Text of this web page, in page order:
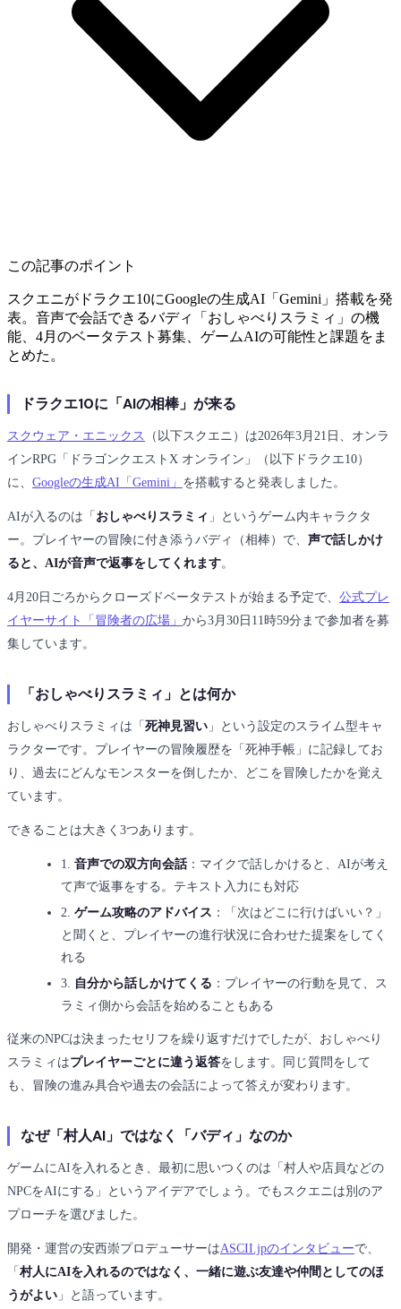
この記事のポイント
スクエニがドラクエ10にGoogleの生成AI「Gemini」搭載を発
表。音声で会話できるバディ「おしゃべりスラミィ」の機
能、4月のベータテスト募集、ゲームAIの可能性と課題をま
とめた。
ドラクエ10に「AIの相棒」が来る
スクウェア・エニックス
（以下スクエニ）は2026年3月21日、オンラ
インRPG「ドラゴンクエストX オンライン」（以下ドラクエ10）
に、 Googleの生成AI「Gemini」 を搭載すると発表しました。
AIが入るのは「 おしゃべりスラミィ 」というゲーム内キャラクタ
ー。プレイヤーの冒険に付き添うバディ（相棒）で、 声で話しかけ
ると、AIが音声で返事をしてくれます。
4月20日ごろからクローズドベータテストが始まる予定で、 公式プレ
イヤーサイト「冒険者の広場」 から3月30日11時59分まで参加者を募
集しています。
「おしゃべりスラミィ」とは何か
おしゃべりスラミィは「 死神見習い 」という設定のスライム型キャ
ラクターです。プレイヤーの冒険履歴を「死神手帳」に記録してお
り、過去にどんなモンスターを倒したか、どこを冒険したかを覚え
ています。
できることは大きく3つあります。
1. 音声での双方向会話：マイクで話しかけると、AIが考え
て声で返事をする。テキスト入力にも対応
2. ゲーム攻略のアドバイス ：「次はどこに行けばいい？」
と聞くと、プレイヤーの進行状況に合わせた提案をしてく
れる
3.
自分から話しかけてくる ：プレイヤーの行動を見て、ス
ラミィ側から会話を始めることもある
従来のNPCは決まったセリフを繰り返すだけでしたが、おしゃべり
スラミィはプレイヤーごとに違う返答をします。同じ質問をして
も、冒険の進み具合や過去の会話によって答えが変わります。
なぜ「村人AI」ではなく「バディ」なのか
ゲームにAIを入れるとき、最初に思いつくのは「村人や店員などの
NPCをAIにする」というアイデアでしょう。でもスクエニは別のア
プローチを選びました。
開発・運営の安西崇プロデューサーはASCII.jpのインタビューで、
「 村人にAIを入れるのではなく、一緒に遊ぶ友達や仲間としてのほ
うがよい 」と語っています。